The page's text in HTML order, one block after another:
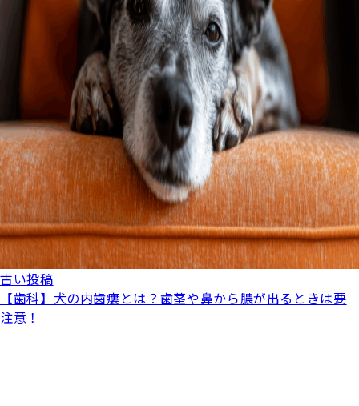
古い投稿
【歯科】犬の内歯瘻とは？歯茎や鼻から膿が出るときは要
注意！